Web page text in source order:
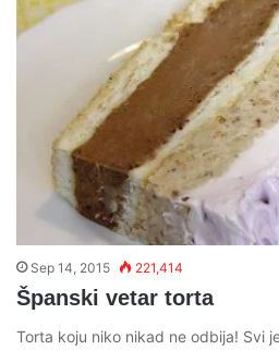
Sep 14, 2015 221,414
Španski vetar torta
Torta koju niko nikad ne odbija! Svi